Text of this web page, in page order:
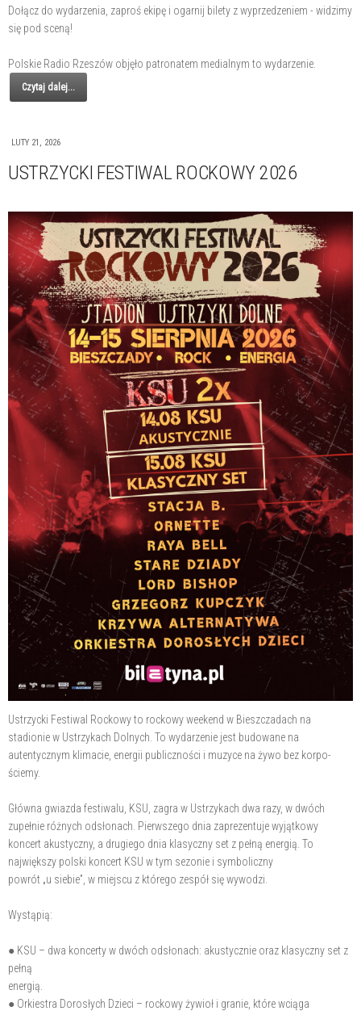
Dołącz do wydarzenia, zaproś ekipę i ogarnij bilety z wyprzedzeniem - widzimy
się pod sceną!
Polskie Radio Rzeszów objęło patronatem medialnym to wydarzenie.
Czytaj dalej...
LUTY 21, 2026
USTRZYCKI FESTIWAL ROCKOWY 2026
Ustrzycki Festiwal Rockowy to rockowy weekend w Bieszczadach na
stadionie w Ustrzykach Dolnych. To wydarzenie jest budowane na
autentycznym klimacie, energii publiczności i muzyce na żywo bez korpo-
ściemy.
Główna gwiazda festiwalu, KSU, zagra w Ustrzykach dwa razy, w dwóch
zupełnie różnych odsłonach. Pierwszego dnia zaprezentuje wyjątkowy
koncert akustyczny, a drugiego dnia klasyczny set z pełną energią. To
największy polski koncert KSU w tym sezonie i symboliczny
powrót „u siebie”, w miejscu z którego zespół się wywodzi.
Wystąpią:
● KSU – dwa koncerty w dwóch odsłonach: akustycznie oraz klasyczny set z
pełną
energią.
● Orkiestra Dorosłych Dzieci – rockowy żywioł i granie, które wciąga